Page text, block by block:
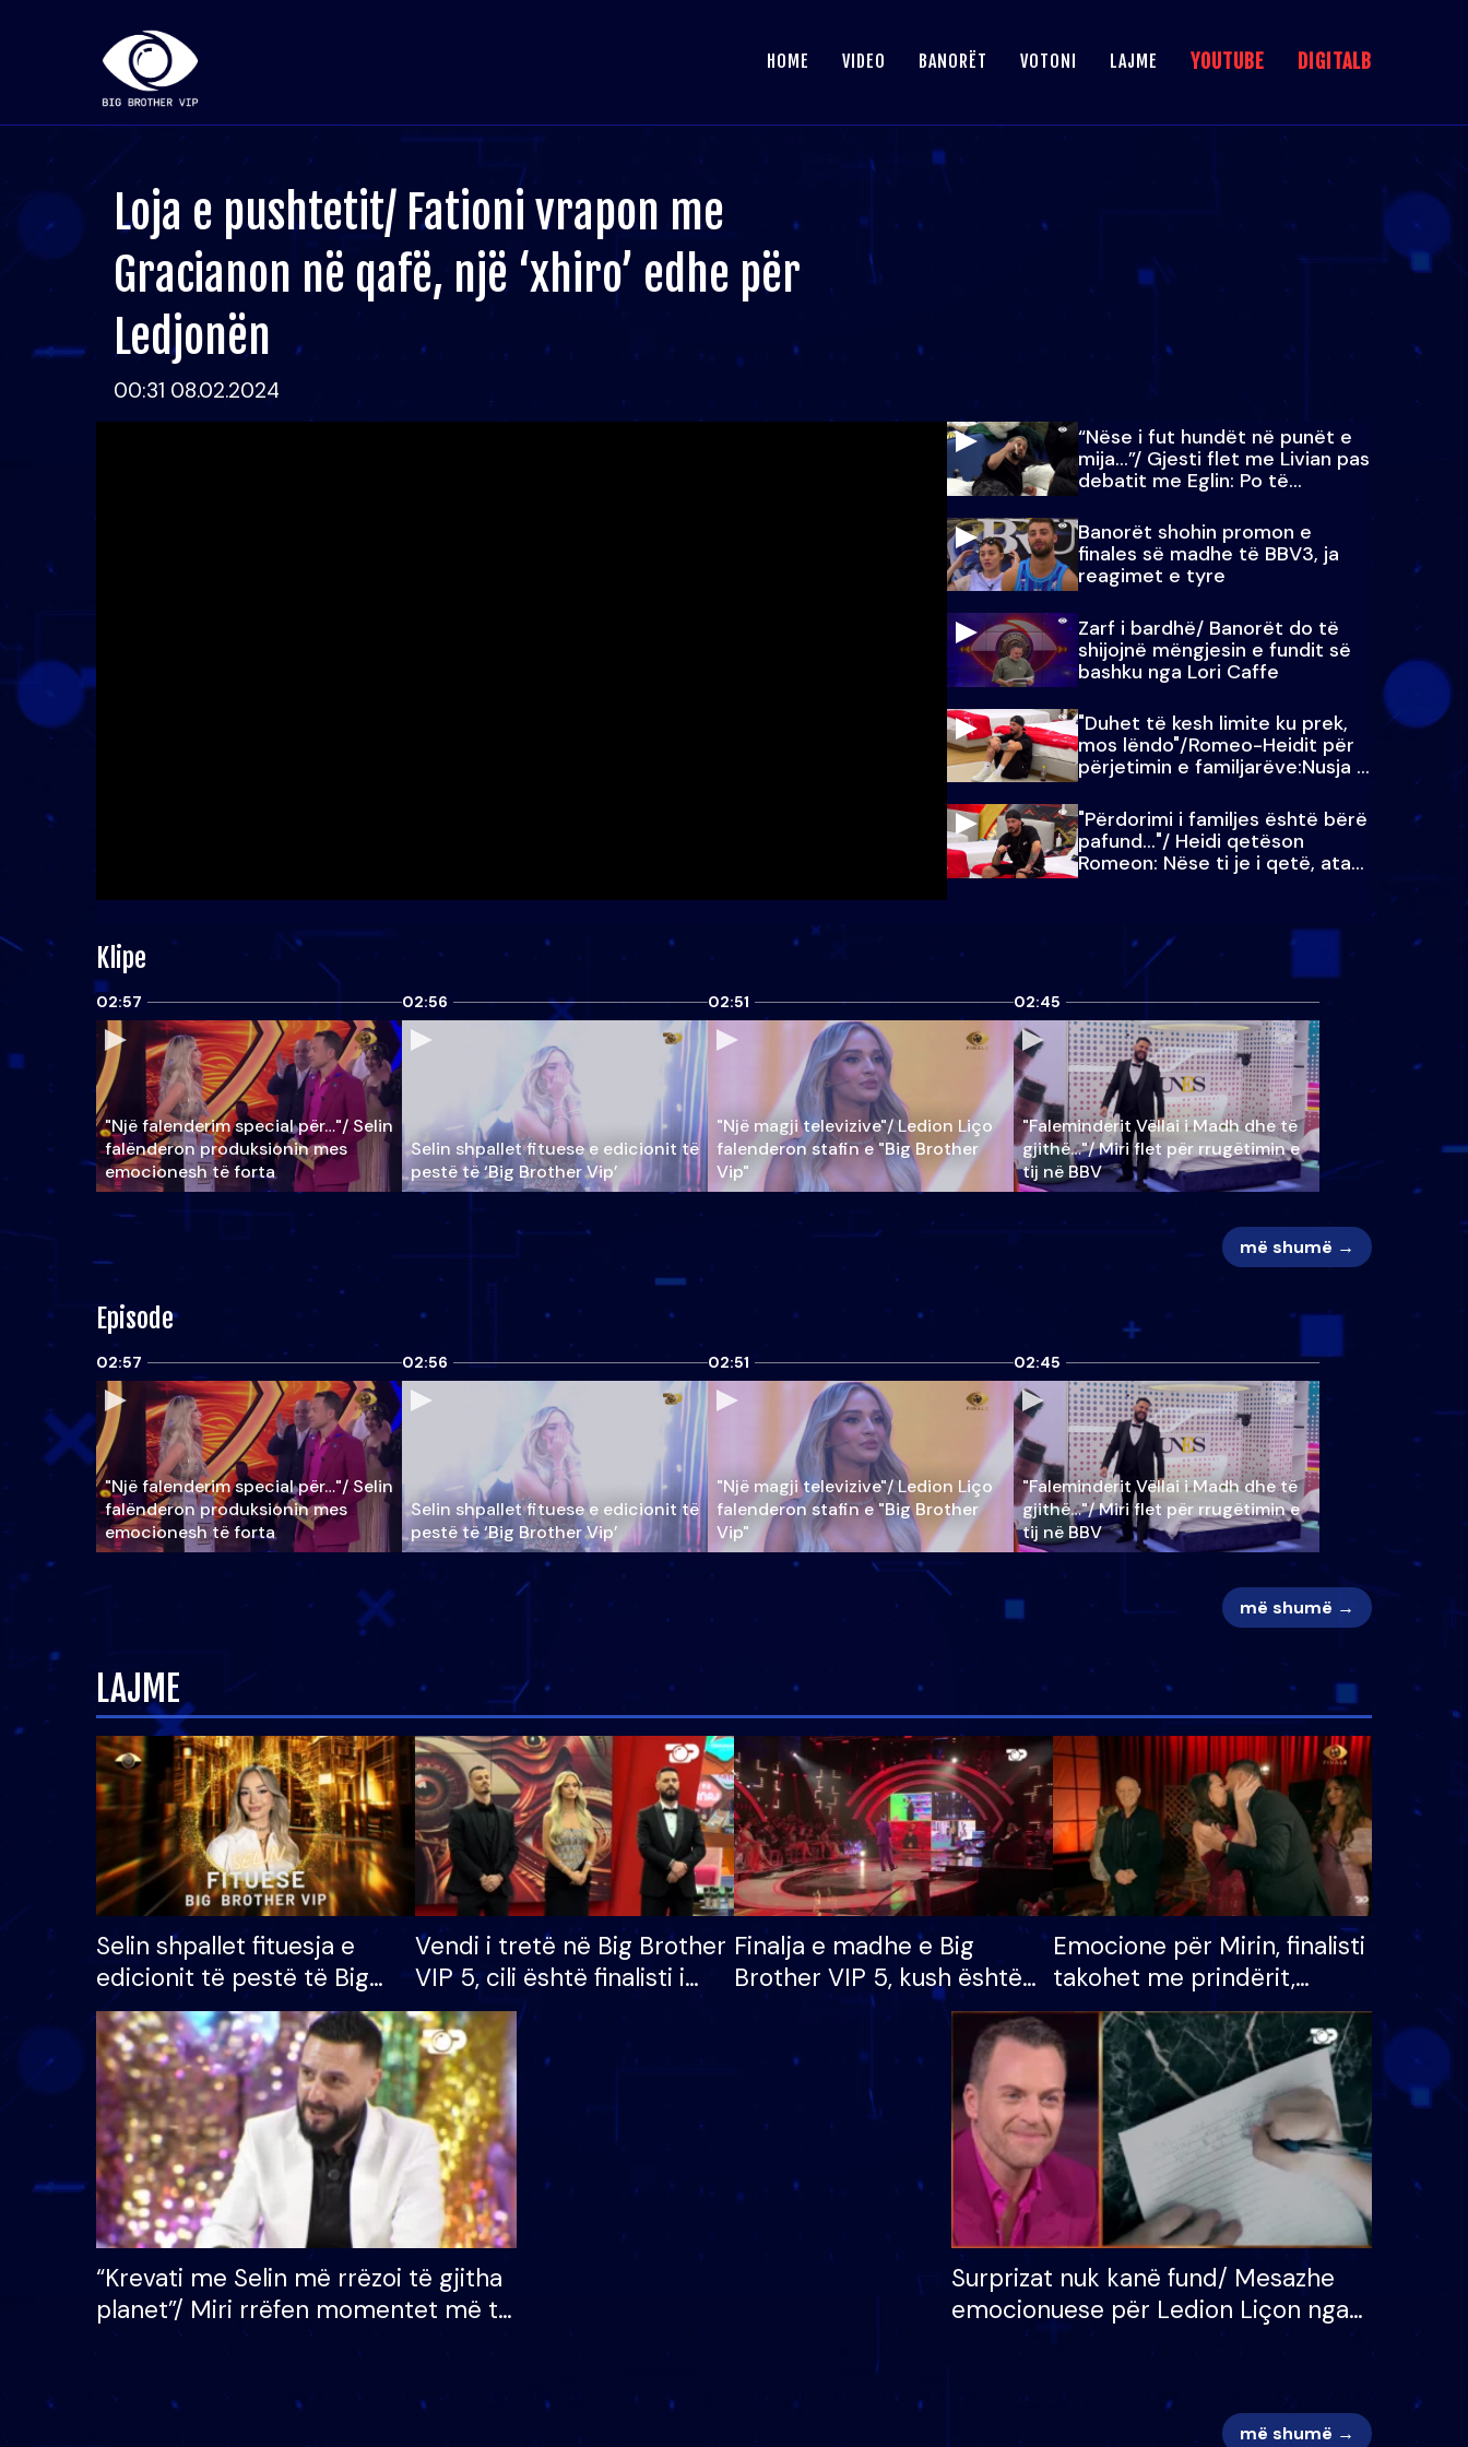
HOME VIDEO BANORËT VOTONI LAJME YOUTUBE DIGITALB
Loja e pushtetit/ Fationi vrapon me
Gracianon në qafë, një ‘xhiro’ edhe për
Ledjonën
00:31 08.02.2024
“Nëse i fut hundët në punët e
mija…”/ Gjesti flet me Livian pas
debatit me Eglin: Po të
paralajmëroj
Banorët shohin promon e
finales së madhe të BBV3, ja
reagimet e tyre
Zarf i bardhë/ Banorët do të
shijojnë mëngjesin e fundit së
bashku nga Lori Caffe
"Duhet të kesh limite ku prek,
mos lëndo"/Romeo-Heidit për
përjetimin e familjarëve:Nusja e
Julit…
"Përdorimi i familjes është bërë
pafund…"/ Heidi qetëson
Romeon: Nëse ti je i qetë, ata
qetësohen
Klipe
02:57
"Një falenderim special për…"/ Selin
falënderon produksionin mes
emocionesh të forta
02:56
Selin shpallet fituese e edicionit të
pestë të ‘Big Brother Vip’
02:51
"Një magji televizive"/ Ledion Liço
falenderon stafin e "Big Brother
Vip"
02:45
"Faleminderit Vëllai i Madh dhe të
gjithë…"/ Miri flet për rrugëtimin e
tij në BBV
më shumë →
Episode
02:57
"Një falenderim special për…"/ Selin
falënderon produksionin mes
emocionesh të forta
02:56
Selin shpallet fituese e edicionit të
pestë të ‘Big Brother Vip’
02:51
"Një magji televizive"/ Ledion Liço
falenderon stafin e "Big Brother
Vip"
02:45
"Faleminderit Vëllai i Madh dhe të
gjithë…"/ Miri flet për rrugëtimin e
tij në BBV
më shumë →
LAJME
Selin shpallet fituesja e
edicionit të pestë të Big
Brother VIP, rrëmben
çmimin e madh prej 100
mijë eurosh
Vendi i tretë në Big Brother
VIP 5, cili është finalisti i
radhës që lë shtëpinë
Finalja e madhe e Big
Brother VIP 5, kush është
banori i parë që lë shtëpinë
dhe humb mundësinë për
të fituar çmimin e madh
Emocione për Mirin, finalisti
takohet me prindërit,
vajzën dhe bashkëshorten:
S’kemi ndonjë letër divorci
apo jo?
“Krevati me Selin më rrëzoi të gjitha
planet”/ Miri rrëfen momentet më të
bukura në shtëpinë e BB VIP: Do më
Surprizat nuk kanë fund/ Mesazhe
emocionuese për Ledion Liçon nga
nëna dhe fëmijët e tij, moderatori
më shumë →